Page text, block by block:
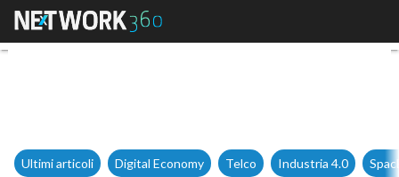
Tlc, la Ccia sul piede di
Ultimi articoli Digital Economy Telco Industria 4.0